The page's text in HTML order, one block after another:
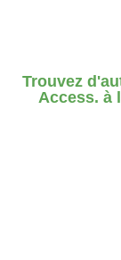
Trouvez
Access. à